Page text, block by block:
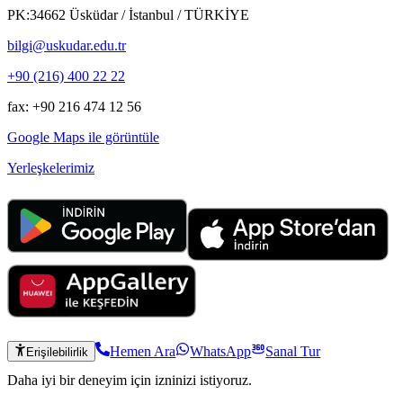
PK:34662 Üsküdar / İstanbul / TÜRKİYE
bilgi@uskudar.edu.tr
+90 (216) 400 22 22
fax: +90 216 474 12 56
Google Maps ile görüntüle
Yerleşkelerimiz
Erişilebilirlik Hemen Ara WhatsApp
Sanal Tur
Daha iyi bir deneyim için izninizi istiyoruz.